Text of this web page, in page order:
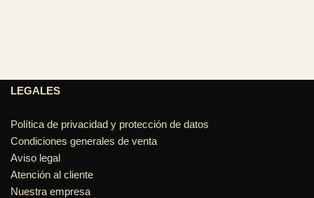
LEGALES
Política de privacidad y protección de datos
Condiciones generales de venta
Aviso legal
Atención al cliente
Nuestra empresa